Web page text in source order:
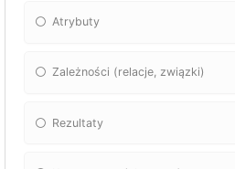
Atrybuty
Zależności (relacje, związki)
Rezultaty